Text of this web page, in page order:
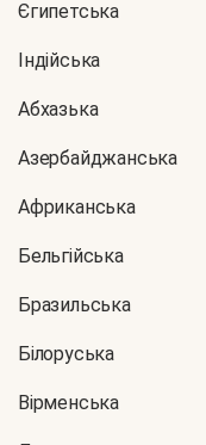
Єгипетська
Індійська
Абхазька
Азербайджанська
Африканська
Бельгійська
Бразильська
Білоруська
Вірменська